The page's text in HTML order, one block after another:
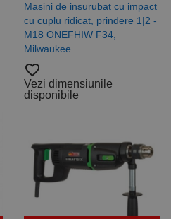
Masini de insurubat cu impact
cu cuplu ridicat, prindere 1|2 -
M18 ONEFHIW F34,
Milwaukee
favorite_border
Vezi dimensiunile
disponibile